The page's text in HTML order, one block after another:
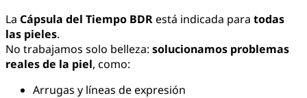
La Cápsula del Tiempo BDRestá indicada para todas
las pieles.
No trabajamos solo belleza: solucionamos problemas
reales de la piel, como:
Arrugas y líneas de expresión